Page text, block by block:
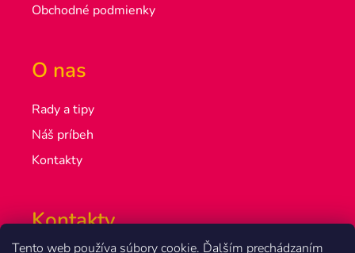
Tento web používa súbory cookie. Ďalším prechádzaním
Obchodné podmienky
O nas
Rady a tipy
Náš príbeh
Kontakty
Kontakty